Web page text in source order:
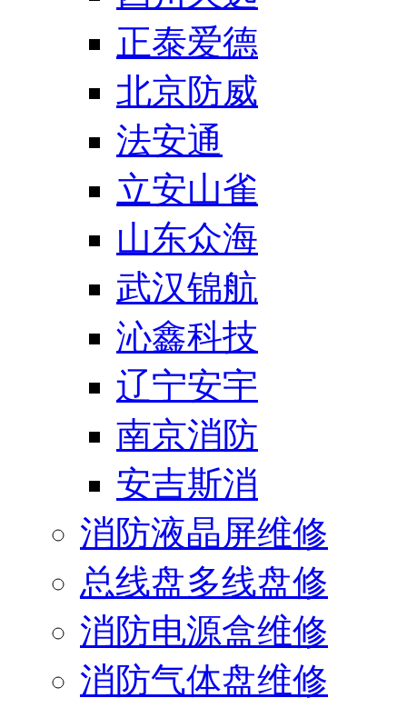
正泰爱德
北京防威
法安通
立安山雀
山东众海
武汉锦航
沁鑫科技
辽宁安宇
南京消防
安吉斯消
消防液晶屏维修
总线盘多线盘修
消防电源盒维修
消防气体盘维修